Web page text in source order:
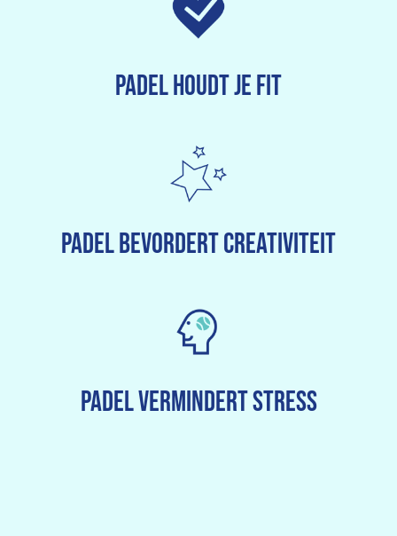
Padel houdt je fit
Padel bevordert creativiteit
Padel vermindert stress